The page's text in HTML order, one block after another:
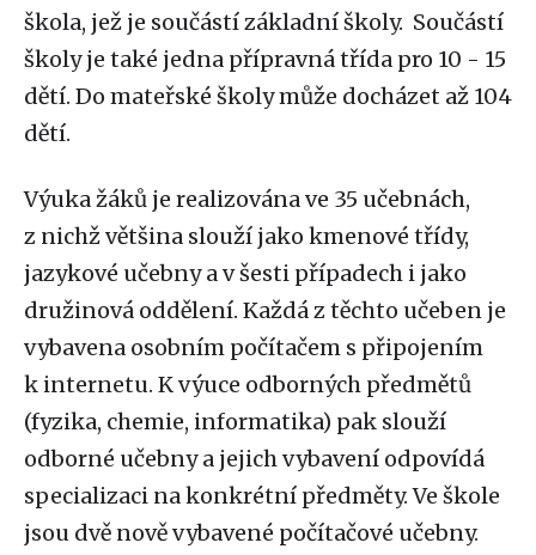
škola, jež je součástí základní školy. Součástí
školy je také jedna přípravná třída pro 10 - 15
dětí. Do mateřské školy může docházet až 104
dětí.
Výuka žáků je realizována ve 35 učebnách,
z nichž většina slouží jako kmenové třídy,
jazykové učebny a v šesti případech i jako
družinová oddělení. Každá z těchto učeben je
vybavena osobním počítačem s připojením
k internetu. K výuce odborných předmětů
(fyzika, chemie, informatika) pak slouží
odborné učebny a jejich vybavení odpovídá
specializaci na konkrétní předměty. Ve škole
jsou dvě nově vybavené počítačové učebny.